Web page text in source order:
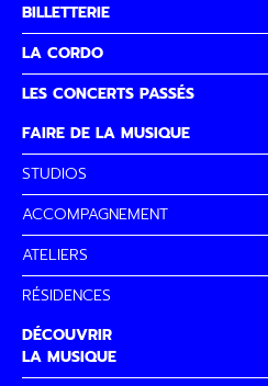
BILLETTERIE
LA CORDO
LES CONCERTS PASSÉS
FAIRE DE LA MUSIQUE
STUDIOS
ACCOMPAGNEMENT
ATELIERS
RÉSIDENCES
DÉCOUVRIR
LA MUSIQUE